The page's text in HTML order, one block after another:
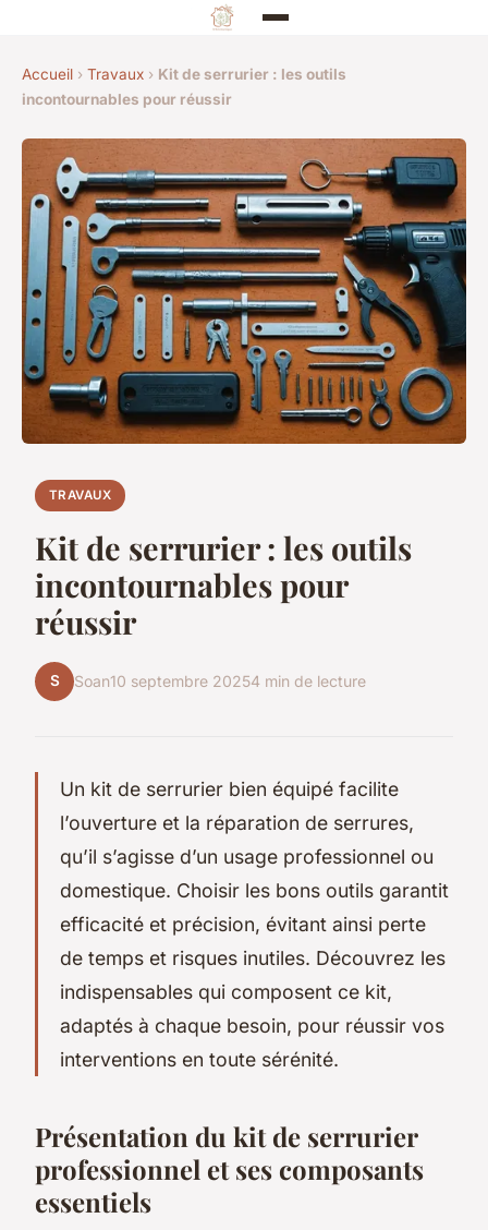
Accueil › Travaux › Kit de serrurier : les outils
incontournables pour réussir
TRAVAUX
Kit de serrurier : les outils
incontournables pour
réussir
S Soan10 septembre 20254 min de lecture
Un kit de serrurier bien équipé facilite
l’ouverture et la réparation de serrures,
qu’il s’agisse d’un usage professionnel ou
domestique. Choisir les bons outils garantit
efficacité et précision, évitant ainsi perte
de temps et risques inutiles. Découvrez les
indispensables qui composent ce kit,
adaptés à chaque besoin, pour réussir vos
interventions en toute sérénité.
Présentation du kit de serrurier
professionnel et ses composants
essentiels